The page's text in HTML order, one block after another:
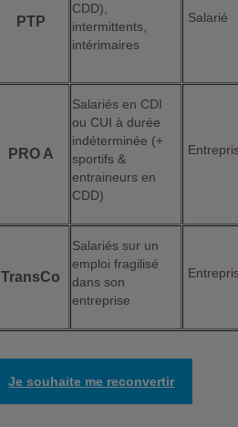
PTP
CDD),
intermittents,
intérimaires
Salarié
PRO A
Salariés en CDI
ou CUI à durée
indéterminée (+
sportifs &
entraineurs en
CDD)
TransCo
Salariés sur un
emploi fragilisé
dans son
entreprise
Je souhaite me reconvertir